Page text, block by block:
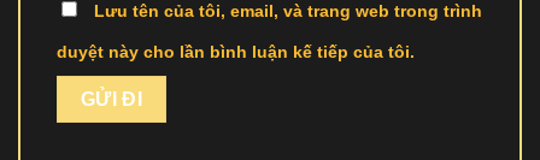
Lưu tên của tôi, email, và trang web trong trình
duyệt này cho lần bình luận kế tiếp của tôi.